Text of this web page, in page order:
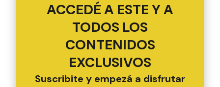
ACCEDÉ A ESTE Y A
TODOS LOS
CONTENIDOS
EXCLUSIVOS
Suscribite y empezá a disfrutar